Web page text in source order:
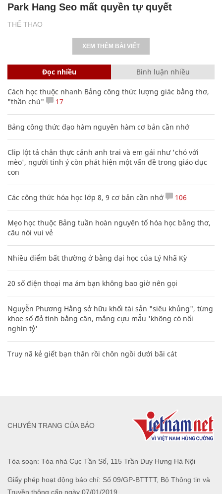
THỂ THAO
Park Hang Seo mất quyền tự quyết
XEM THÊM BÀI VIẾT
Đọc nhiều Bình luận nhiều
Cách học thuộc nhanh Bảng công thức lượng giác bằng thơ,
"thần chú"
17
Bảng công thức đạo hàm nguyên hàm cơ bản cần nhớ
Clip lột tả chân thực cảnh anh trai và em gái như 'chó với
mèo', người tinh ý còn phát hiện một vấn đề trong giáo dục
con
Các công thức hóa học lớp 8, 9 cơ bản cần nhớ 106
Mẹo học thuộc Bảng tuần hoàn nguyên tố hóa học bằng thơ,
câu nói vui vẻ
Nhiều điểm bất thường ở bằng đại học của Lý Nhã Kỳ
20 số điện thoại ma ám bạn không bao giờ nên gọi
Nguyễn Phương Hằng sở hữu khối tài sản "siêu khủng", từng
khoe sổ đỏ tính bằng cân, mắng cựu mẫu 'không có nổi
nghìn tỷ'
Truy nã kẻ giết bạn thân rồi chôn ngồi dưới bãi cát
Tòa soạn: Tòa nhà Cục Tần Số, 115 Trần Duy Hưng Hà Nội
Giấy phép hoạt động báo chí: Số 09/GP-BTTTT, Bộ Thông tin và
Truyền thông cấp ngày 07/01/2019.
CHUYÊN TRANG CỦA BÁO